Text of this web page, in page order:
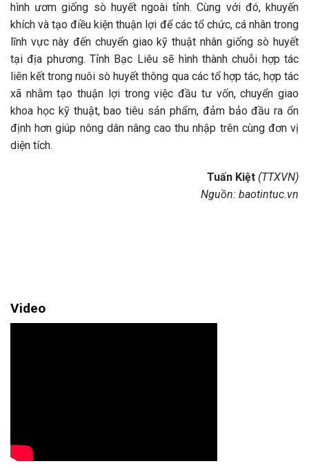
hình ươm giống sò huyết ngoài tỉnh. Cùng với đó, khuyến
khích và tạo điều kiện thuận lợi để các tổ chức, cá nhân trong
lĩnh vực này đến chuyển giao kỹ thuật nhân giống sò huyết
tại địa phương. Tỉnh Bạc Liêu sẽ hình thành chuỗi hợp tác
liên kết trong nuôi sò huyết thông qua các tổ hợp tác, hợp tác
xã nhằm tạo thuận lợi trong việc đầu tư vốn, chuyển giao
khoa học kỹ thuật, bao tiêu sản phẩm, đảm bảo đầu ra ổn
định hơn giúp nông dân nâng cao thu nhập trên cùng đơn vị
diện tích.
Tuấn Kiệt (TTXVN)
Nguồn: baotintuc.vn
Video